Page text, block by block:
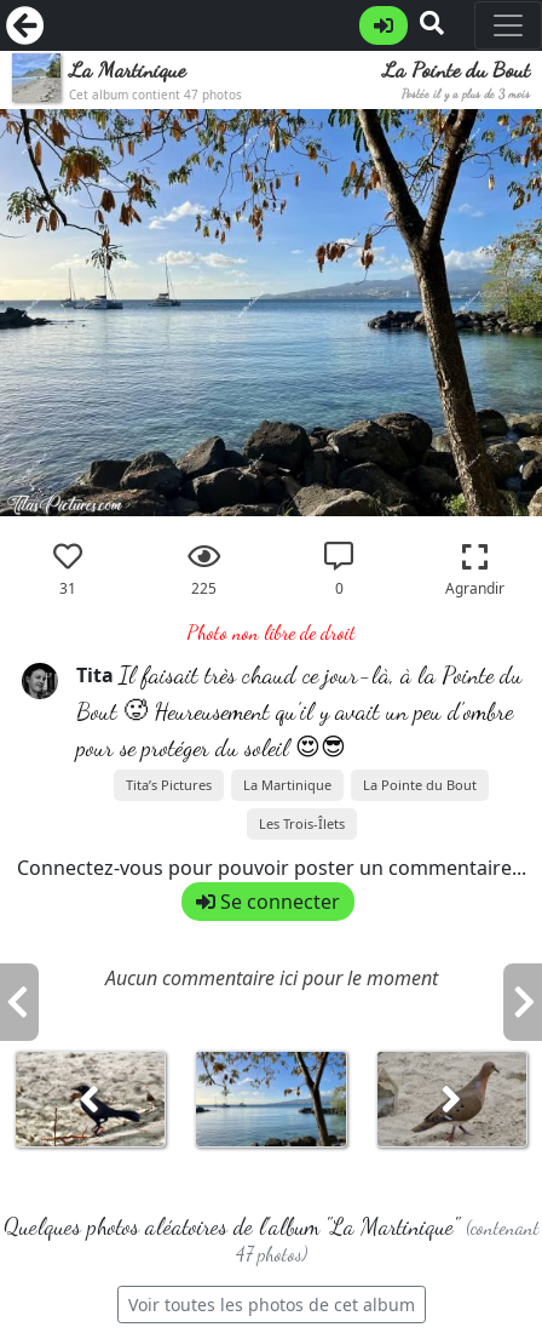
La Martinique
Cet album contient 47 photos
La Pointe du Bout
Postée il y a plus de 3 mois
31 225 0 Agrandir
Photo non libre de droit
Tita Il faisait très chaud ce jour-là, à la Pointe du
Bout 🥵 Heureusement qu’il y avait un peu d’ombre
pour se protéger du soleil 😍😎
Tita’s Pictures La Martinique La Pointe du Bout
Les Trois-Îlets
Connectez-vous pour pouvoir poster un commentaire...
Se connecter
Aucun commentaire ici pour le moment
Quelques photos aléatoires de l'album "La Martinique" (contenant
47 photos)
Voir toutes les photos de cet album